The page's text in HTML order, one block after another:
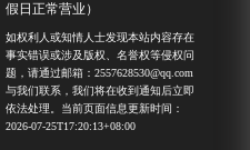
假日正常营业）
如权利人或知情人士发现本站内容存在
事实错误或涉及版权、名誉权等侵权问
题，请通过邮箱：2557628530@qq.com
与我们联系，我们将在收到通知后立即
依法处理。当前页面信息更新时间：
2026-07-25T17:20:13+08:00